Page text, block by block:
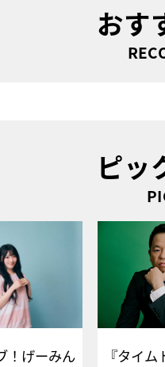
おす
ピッ
！げーみん
『タイ